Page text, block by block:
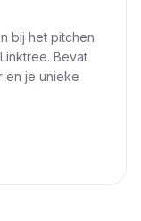
bij het pitchen
Bevat
en je unieke